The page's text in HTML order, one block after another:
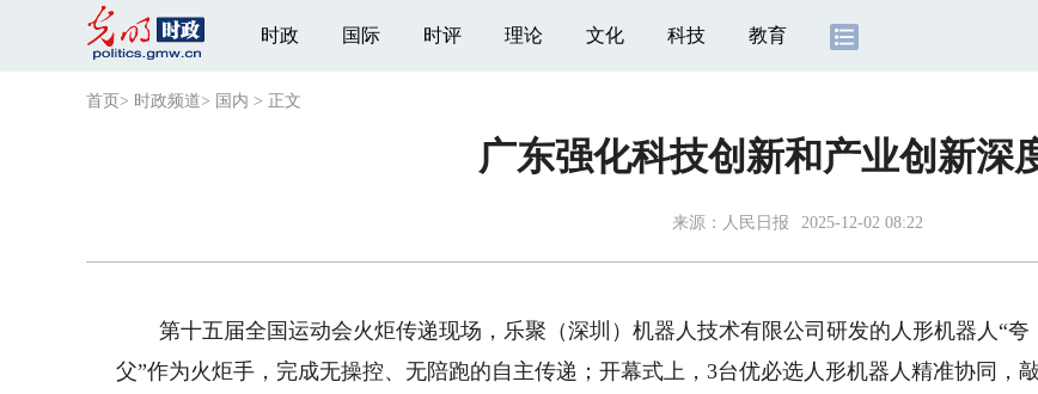
时政 国际 时评 理论 文化 科技 教育
首页 > 时政频道> 国内 > 正文
广东强化科技创新和产业创新深
来源： 人民日报 2025-12-02 08:22
第十五届全国运动会火炬传递现场，乐聚（深圳）机器人技术有限公司研发的人形机器人“夸
父”作为火炬手，完成无操控、无陪跑的自主传递；开幕式上，3台优必选人形机器人精准协同，敲